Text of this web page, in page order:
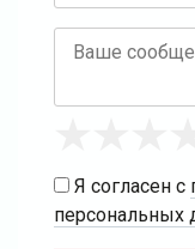
Я согласен с
персональных